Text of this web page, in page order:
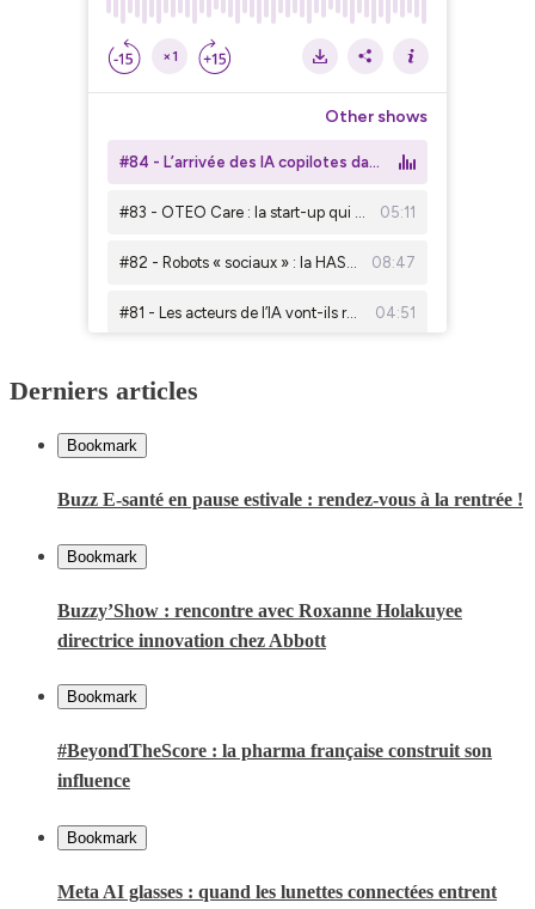
Derniers articles
Bookmark
Buzz E-santé en pause estivale : rendez-vous à la rentrée !
Bookmark
Buzzy’Show : rencontre avec Roxanne Holakuyee
directrice innovation chez Abbott
Bookmark
#BeyondTheScore : la pharma française construit son
influence
Bookmark
Meta AI glasses : quand les lunettes connectées entrent